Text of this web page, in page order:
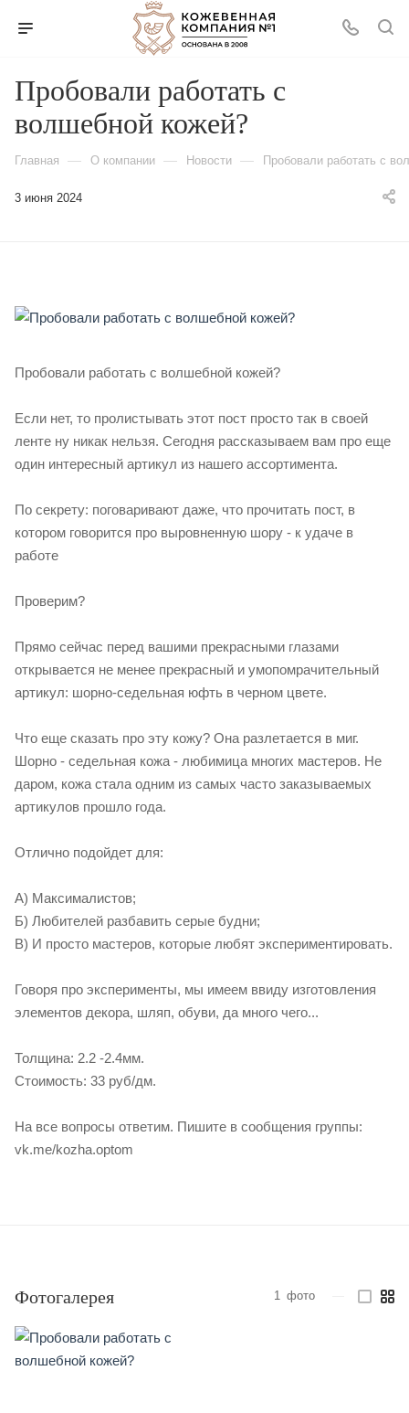
Пробовали работать с
волшебной кожей?
Главная — О компании — Новости — Пробовали работать с
3 июня 2024
Пробовали работать с волшебной кожей?
Если нет, то пролистывать этот пост просто так в своей
ленте ну никак нельзя. Сегодня рассказываем вам про еще
один интересный артикул из нашего ассортимента.
По секрету: поговаривают даже, что прочитать пост, в
котором говорится про выровненную шору - к удаче в
работе
Проверим?
Прямо сейчас перед вашими прекрасными глазами
открывается не менее прекрасный и умопомрачительный
артикул: шорно-седельная юфть в черном цвете.
Что еще сказать про эту кожу? Она разлетается в миг.
Шорно - седельная кожа - любимица многих мастеров. Не
даром, кожа стала одним из самых часто заказываемых
артикулов прошло года.
Отлично подойдет для:
А) Максималистов;
Б) Любителей разбавить серые будни;
В) И просто мастеров, которые любят экспериментировать.
Говоря про эксперименты, мы имеем ввиду изготовления
элементов декора, шляп, обуви, да много чего...
Толщина: 2.2 -2.4мм.
Стоимость: 33 руб/дм.
На все вопросы ответим. Пишите в сообщения группы:
vk.me/kozha.optom
Фотогалерея 1 фото